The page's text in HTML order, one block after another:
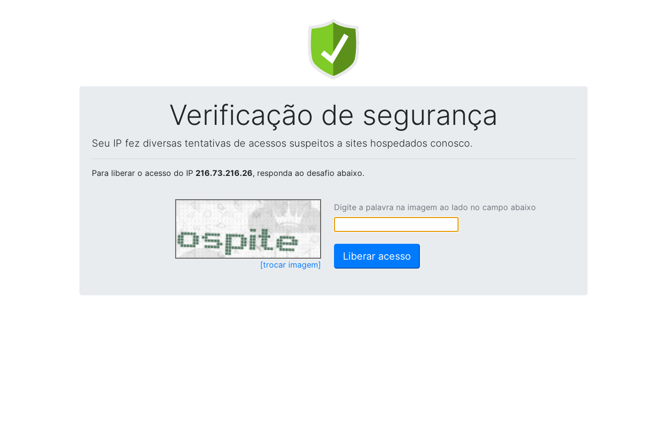
Verificação de segurança
Seu IP fez diversas tentativas de acessos suspeitos a sites hospedados conosco.
Para liberar o acesso do IP 216.73.216.26, responda ao desafio abaixo.
[trocar imagem]
Digite a palavra na imagem ao lado no campo abaixo